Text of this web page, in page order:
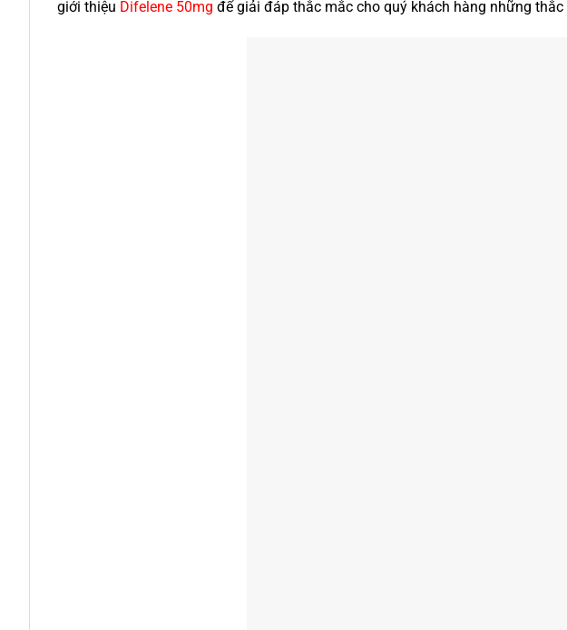
giới thiệu Difelene 50mg để giải đáp thắc mắc cho quý khách hàng những